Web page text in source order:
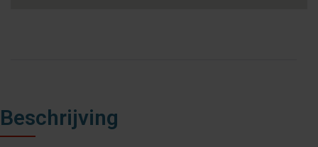
Beschrijving